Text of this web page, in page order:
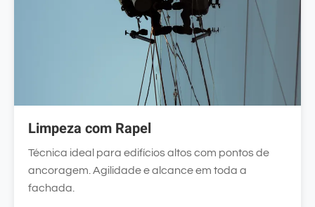
Limpeza com Rapel
Técnica ideal para edifícios altos com pontos de
ancoragem. Agilidade e alcance em toda a
fachada.